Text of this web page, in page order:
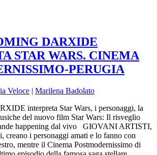
DARXIDE
STAR WARS. CINEMA
PERUGIA
Veloce | Marilena Badolato
interpreta Star Wars, i personaggi, la
del nuovo film Star Wars: Il risveglio
happening dal vivo GIOVANI ARTISTI,
creano i personaggi amati e lo fanno con
mentre il Cinema Postmodernissimo di